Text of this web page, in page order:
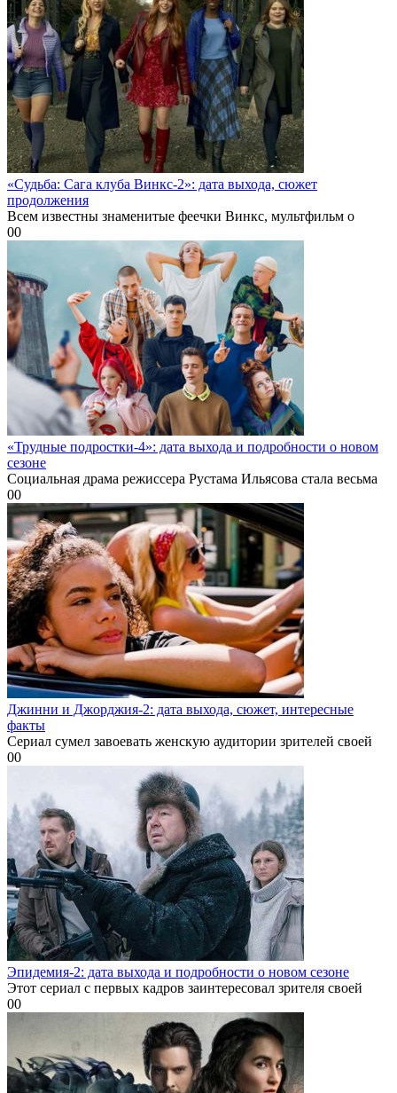
«Судьба: Сага клуба Винкс-2»: дата выхода, сюжет
продолжения
Всем известны знаменитые феечки Винкс, мультфильм о
00
«Трудные подростки-4»: дата выхода и подробности о новом
сезоне
Социальная драма режиссера Рустама Ильясова стала весьма
00
Джинни и Джорджия-2: дата выхода, сюжет, интересные
факты
Сериал сумел завоевать женскую аудитории зрителей своей
00
Эпидемия-2: дата выхода и подробности о новом сезоне
Этот сериал с первых кадров заинтересовал зрителя своей
00